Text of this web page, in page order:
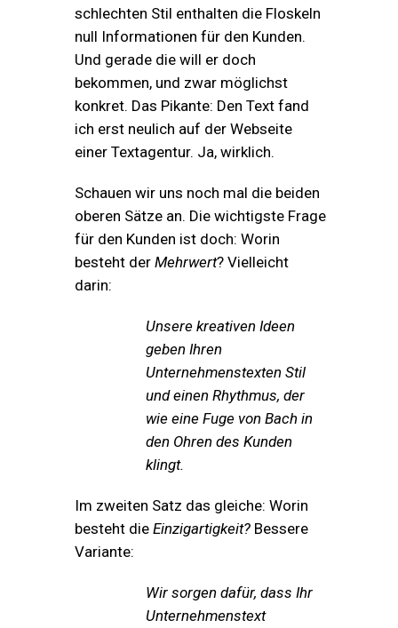
schlechten Stil enthalten die Floskeln
null Informationen für den Kunden.
Und gerade die will er doch
bekommen, und zwar möglichst
konkret. Das Pikante: Den Text fand
ich erst neulich auf der Webseite
einer Textagentur. Ja, wirklich.
Schauen wir uns noch mal die beiden
oberen Sätze an. Die wichtigste Frage
für den Kunden ist doch: Worin
besteht der Mehrwert? Vielleicht
darin:
Unsere kreativen Ideen
geben Ihren
Unternehmenstexten Stil
und einen Rhythmus, der
wie eine Fuge von Bach in
den Ohren des Kunden
klingt.
Im zweiten Satz das gleiche: Worin
besteht die Einzigartigkeit? Bessere
Variante:
Wir sorgen dafür, dass Ihr
Unternehmenstext